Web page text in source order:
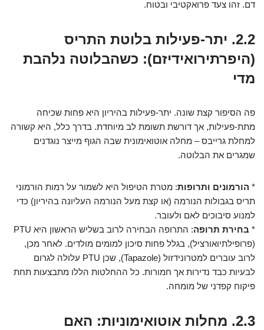
דם. זהו צעד פרואקטיבי ובטוח.
2.2. יתר-פעילות בלוטת התריס
(היפרתירואידיזם): כשהבלוטה נלהבת
מדי
פה הסיפור קצת שונה. יתר-פעילות בהיריון היא פחות שכיחה
מתת-פעילות, אך דורשת תשומת לב מיוחדת. בדרך כלל, היא קשורה
למחלת גרייבס – מחלה אוטואימונית שבה הגוף מייצר נוגדנים
שמגרים את הבלוטה.
* הורמונים ותרופות: מטרת הטיפול היא לשמור על רמות הורמוני
תריס בגבולות הנורמה (או קצת מעל הנורמה העליונה בהיריון) כדי
למנוע סיבוכים לאם ולעובר.
* בחירת תרופה
: התרופה הבחירה לרוב בשליש הראשון היא PTU
(פרופילתיואורציל), בגלל פחות סיכון למומים מולדים. לאחר מכן,
לרוב עוברים למטרונידזול (Tapazole), שכן PTU עלולה לגרום
לבעיות כבד נדירות אך חמורות. כל ההחלטות הללו מתבצעות תחת
פיקוח קפדני של מומחה.
2.3. מחלות אוטואימוניות: האם